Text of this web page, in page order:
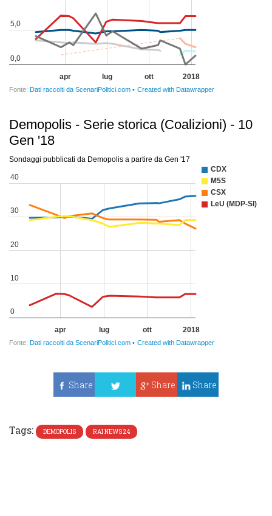
Share
Share Share
Tags: DEMOPOLIS RAI NEWS 24